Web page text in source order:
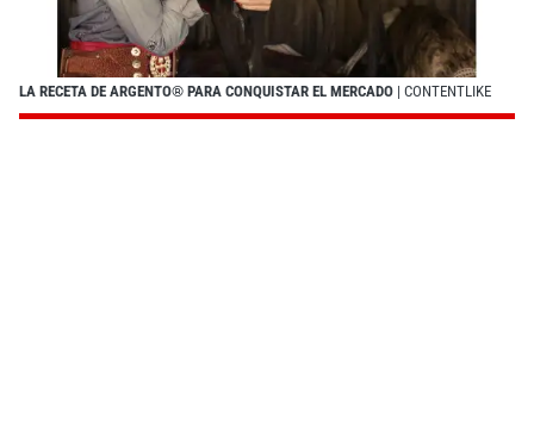
LA RECETA DE ARGENTO® PARA CONQUISTAR EL MERCADO | CONTENTLIKE